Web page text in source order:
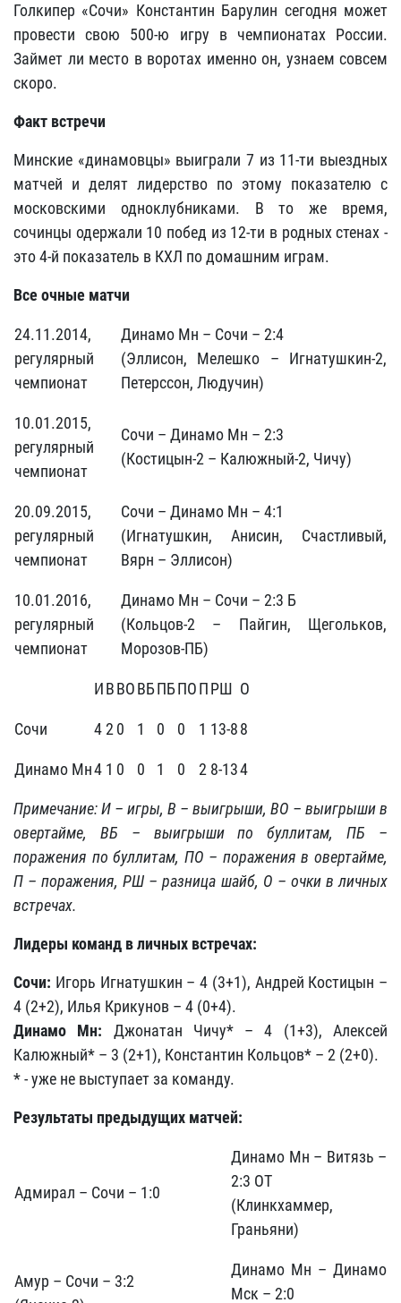
Голкипер «Сочи» Константин Барулин сегодня может
провести свою 500-ю игру в чемпионатах России.
Займет ли место в воротах именно он, узнаем совсем
скоро.
Факт встречи
Минские «динамовцы» выиграли 7 из 11-ти выездных
матчей и делят лидерство по этому показателю с
московскими одноклубниками. В то же время,
сочинцы одержали 10 побед из 12-ти в родных стенах -
это 4-й показатель в КХЛ по домашним играм.
Все очные матчи
24.11.2014,
регулярный
чемпионат
Динамо Мн – Сочи – 2:4
(Эллисон, Мелешко – Игнатушкин-2,
Петерссон, Людучин)
10.01.2015,
регулярный
чемпионат
Сочи – Динамо Мн – 2:3
(Костицын-2 – Калюжный-2, Чичу)
20.09.2015,
регулярный
чемпионат
Сочи – Динамо Мн – 4:1
(Игнатушкин, Анисин, Счастливый,
Вярн – Эллисон)
10.01.2016,
регулярный
чемпионат
Динамо Мн – Сочи – 2:3 Б
(Кольцов-2 – Пайгин, Щегольков,
Морозов-ПБ)
ИВВОВБПБПОПРШ О
Сочи 4 20 1 0 0 1 13-88
Динамо Мн4 1 0 0 1 0 2 8-134
Примечание: И – игры, В – выигрыши, ВО – выигрыши в
овертайме, ВБ – выигрыши по буллитам, ПБ –
поражения по буллитам, ПО – поражения в овертайме,
П – поражения, РШ – разница шайб, О – очки в личных
встречах.
Лидеры команд в личных встречах:
Сочи: Игорь Игнатушкин – 4 (3+1), Андрей Костицын –
4 (2+2), Илья Крикунов – 4 (0+4).
Динамо Мн: Джонатан Чичу* – 4 (1+3), Алексей
Калюжный* – 3 (2+1), Константин Кольцов* – 2 (2+0).
* - уже не выступает за команду.
Результаты предыдущих матчей:
Адмирал – Сочи – 1:0
Динамо Мн – Витязь –
2:3 ОТ
(Клинкхаммер,
Граньяни)
Амур – Сочи – 3:2
Динамо Мн – Динамо
Мск – 2:0